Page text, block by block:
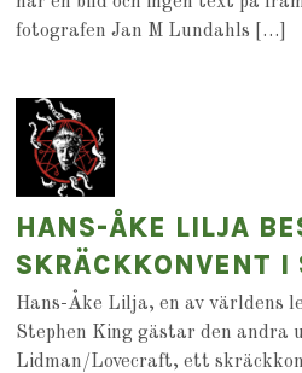
fotografen Jan M Lundahls […]
HANS-ÅKE LILJA
SKRÄCKKONVENT I
Hans-Åke Lilja, en av världens
Stephen King gästar den andra
Lidman/Lovecraft, ett